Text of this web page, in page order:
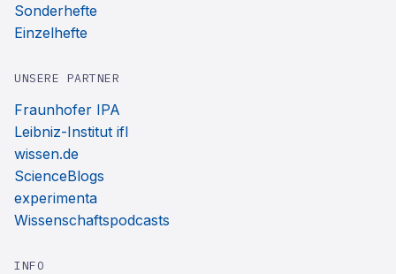
Sonderhefte
Einzelhefte
UNSERE PARTNER
Fraunhofer IPA
Leibniz-Institut ifl
wissen.de
ScienceBlogs
experimenta
Wissenschaftspodcasts
INFO